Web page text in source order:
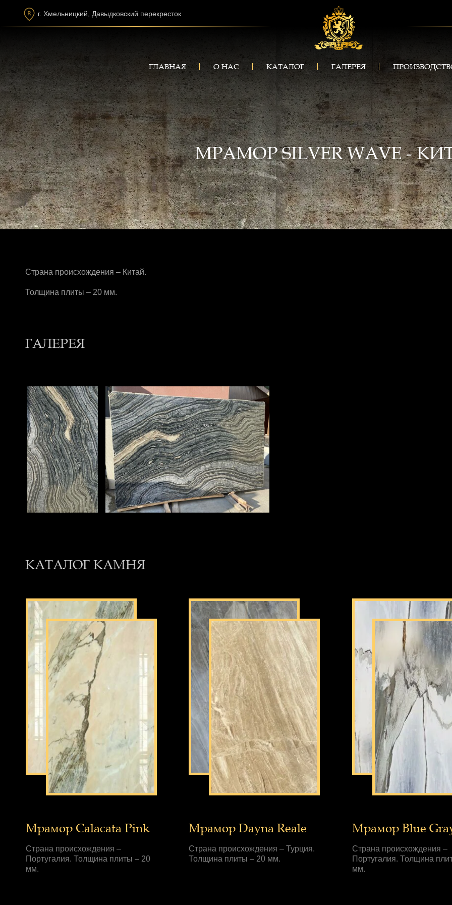
г. Хмельницкий, Давыдковский перекресток
ГЛАВНАЯ О НАС КАТАЛОГ ГАЛЕРЕЯ
МРАМОР SILVER WAVE -
Страна происхождения – Китай.
Толщина плиты – 20 мм.
ГАЛЕРЕЯ
КАТАЛОГ КАМНЯ
Мрамор Calacata Pink
Страна происхождения –
Португалия. Толщина плиты – 20
мм.
Мрамор Dayna Reale
Страна происхождения – Турция.
Толщина плиты – 20 мм.
Мрамор Blue
Страна происхождения –
Португалия. Толщина
мм.